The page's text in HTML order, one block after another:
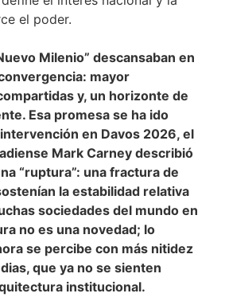
el poder.
Milenio” descansaban en
mayor
y, un horizonte de
Esa promesa se ha ido
en Davos 2026, el
Mark Carney describió
“ruptura”: una fractura de
la estabilidad relativa
sociedades del mundo en
no es una novedad; lo
se percibe con más nitidez
que ya no se sienten
institucional.